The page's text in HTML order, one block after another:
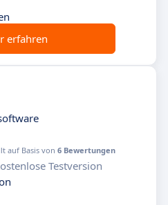
erfahren
auf Basis von 6 Bewertungen
Testversion